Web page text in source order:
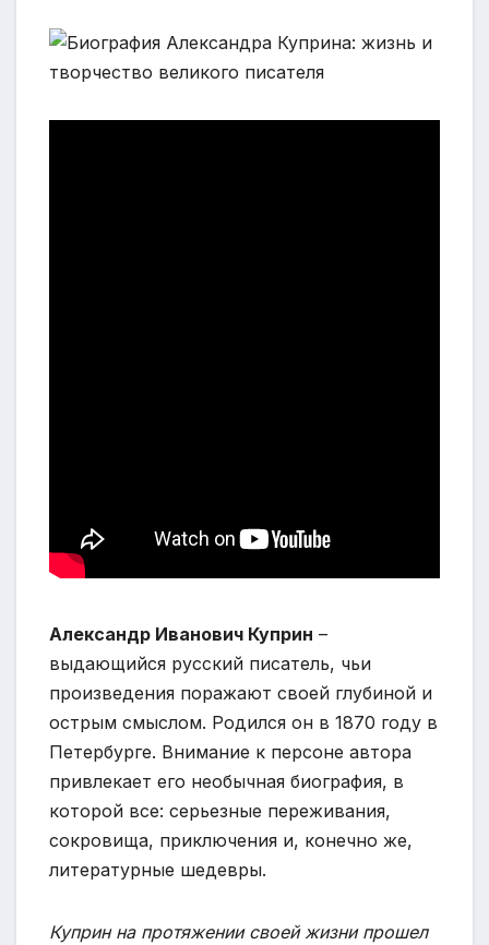
Александр Иванович Куприн –
выдающийся русский писатель, чьи
произведения поражают своей глубиной и
острым смыслом. Родился он в 1870 году в
Петербурге. Внимание к персоне автора
привлекает его необычная биография, в
которой все: серьезные переживания,
сокровища, приключения и, конечно же,
литературные шедевры.
Куприн на протяжении своей жизни прошел